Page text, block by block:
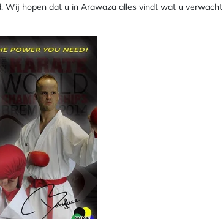
Wij hopen dat u in Arawaza alles vindt wat u verwacht